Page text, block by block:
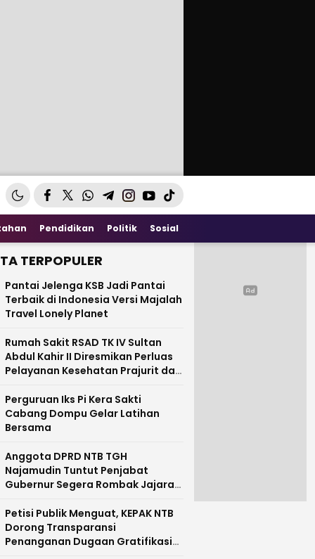
Pendidikan Politik Sosial
TERPOPULER
Pantai Jelenga KSB Jadi Pantai
Terbaik di Indonesia Versi Majalah
Travel Lonely Planet
Rumah Sakit RSAD TK IV Sultan
Abdul Kahir II Diresmikan Perluas
Pelayanan Kesehatan Prajurit dan
Perguruan Iks Pi Kera Sakti
Cabang Dompu Gelar Latihan
Bersama
Anggota DPRD NTB TGH
Najamudin Tuntut Penjabat
Gubernur Segera Rombak Jajaran
Petisi Publik Menguat, KEPAK NTB
Dorong Transparansi
Penanganan Dugaan Gratifikasi